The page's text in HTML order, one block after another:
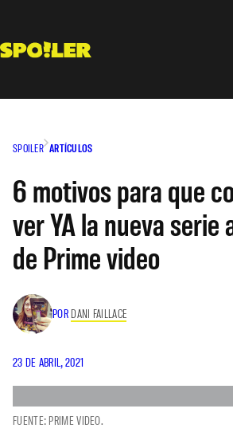
contenido
SPOILER ARTÍCULOS
6 motivos para que
ver YA la nueva serie
de Prime video
POR DANI FAILLACE
23 DE ABRIL, 2021
FUENTE: PRIME VIDEO.